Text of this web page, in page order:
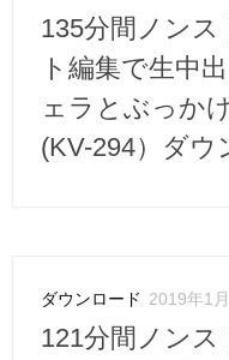
135分間ノンス
ト編集で生中
ェラとぶっか
(KV-294）ダウ
ダウンロード 2019年1
121分間ノンス